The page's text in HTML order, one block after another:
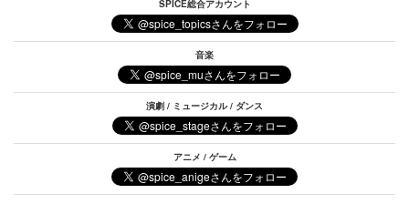
SPICE総合アカウント
音楽
演劇 / ミュージカル / ダンス
アニメ / ゲーム